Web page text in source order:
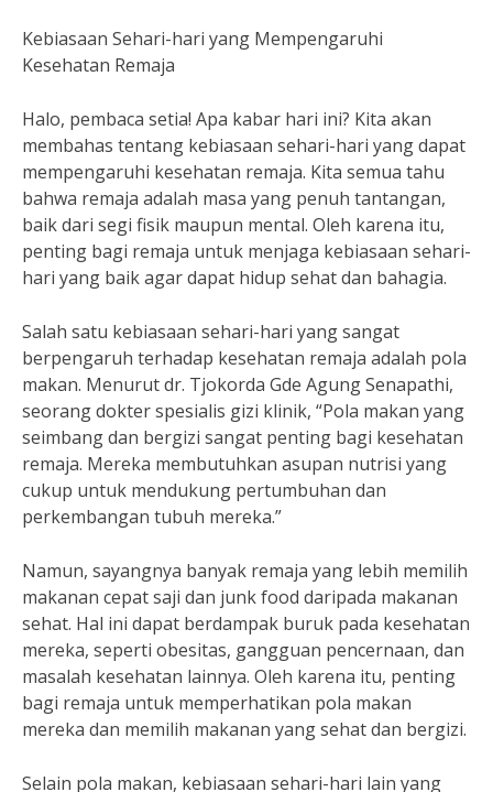
Kebiasaan Sehari-hari yang Mempengaruhi
Kesehatan Remaja
Halo, pembaca setia! Apa kabar hari ini? Kita akan
membahas tentang kebiasaan sehari-hari yang dapat
mempengaruhi kesehatan remaja. Kita semua tahu
bahwa remaja adalah masa yang penuh tantangan,
baik dari segi fisik maupun mental. Oleh karena itu,
penting bagi remaja untuk menjaga kebiasaan sehari-
hari yang baik agar dapat hidup sehat dan bahagia.
Salah satu kebiasaan sehari-hari yang sangat
berpengaruh terhadap kesehatan remaja adalah pola
makan. Menurut dr. Tjokorda Gde Agung Senapathi,
seorang dokter spesialis gizi klinik, “Pola makan yang
seimbang dan bergizi sangat penting bagi kesehatan
remaja. Mereka membutuhkan asupan nutrisi yang
cukup untuk mendukung pertumbuhan dan
perkembangan tubuh mereka.”
Namun, sayangnya banyak remaja yang lebih memilih
makanan cepat saji dan junk food daripada makanan
sehat. Hal ini dapat berdampak buruk pada kesehatan
mereka, seperti obesitas, gangguan pencernaan, dan
masalah kesehatan lainnya. Oleh karena itu, penting
bagi remaja untuk memperhatikan pola makan
mereka dan memilih makanan yang sehat dan bergizi.
Selain pola makan, kebiasaan sehari-hari lain yang